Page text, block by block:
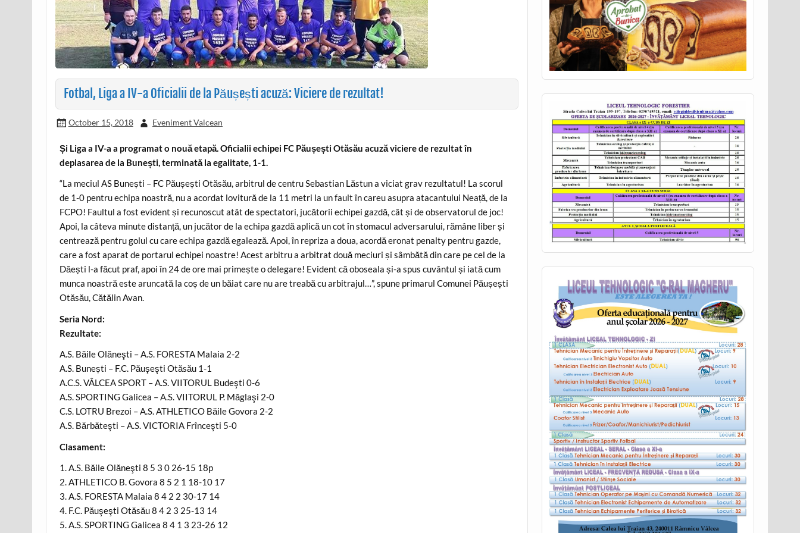
Fotbal, Liga a IV-a Oficialii de la Păușești acuză: Viciere de rezultat!
October 15, 2018 Eveniment Valcean
Și Liga a IV-a a programat o nouă etapă. Oficialii echipei FC Păușești Otăsău acuză viciere de rezultat în
deplasarea de la Bunești, terminată la egalitate, 1-1.
“La meciul AS Bunești – FC Păușești Otăsău, arbitrul de centru Sebastian Lăstun a viciat grav rezultatul! La scorul
de 1-0 pentru echipa noastră, nu a acordat lovitură de la 11 metri la un fault în careu asupra atacantului Neață, de la
FCPO! Faultul a fost evident și recunoscut atât de spectatori, jucătorii echipei gazdă, cât și de observatorul de joc!
Apoi, la câteva minute distanță, un jucător de la echipa gazdă aplică un cot în stomacul adversarului, rămâne liber și
centrează pentru golul cu care echipa gazdă egalează. Apoi, în repriza a doua, acordă eronat penalty pentru gazde,
care a fost aparat de portarul echipei noastre! Acest arbitru a arbitrat două meciuri și sâmbătă din care pe cel de la
Dăești l-a făcut praf, apoi în 24 de ore mai primește o delegare! Evident că oboseala și-a spus cuvântul și iată cum
munca noastră este aruncată la coș de un băiat care nu are treabă cu arbitrajul…”, spune primarul Comunei Păușești
Otăsău, Cătălin Avan.
Seria Nord:
Rezultate:
A.S. Băile Olăneşti – A.S. FORESTA Malaia 2-2
A.S. Bunești – F.C. Păuşeşti Otăsău 1-1
A.C.S. VÂLCEA SPORT – A.S. VIITORUL Budeşti 0-6
A.S. SPORTING Galicea – A.S. VIITORUL P. Măglaşi 2-0
C.S. LOTRU Brezoi – A.S. ATHLETICO Băile Govora 2-2
A.S. Bărbăteşti – A.S. VICTORIA Frînceşti 5-0
Clasament:
1. A.S. Băile Olăneşti 8 5 3 0 26-15 18p
2. ATHLETICO B. Govora 8 5 2 1 18-10 17
3. A.S. FORESTA Malaia 8 4 2 2 30-17 14
4. F.C. Păuşeşti Otăsău 8 4 2 3 25-13 14
5. A.S. SPORTING Galicea 8 4 1 3 23-26 12